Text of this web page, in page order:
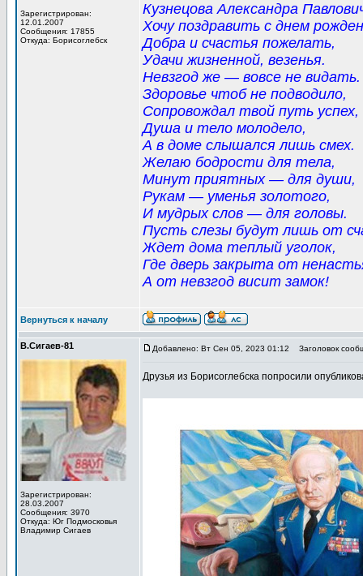
Зарегистрирован:
12.01.2007
Сообщения: 17855
Откуда: Борисоглебск
Кузнецова Александра
Хочу поздравить с днем
Добра и счастья пожелать,
Удачи жизненной, везенья.
Невзгод же — вовсе не видать.
Здоровье чтоб не подводило,
Сопровождал твой путь успех,
Душа и тело молодело,
А в доме слышался лишь смех.
Желаю бодрости для тела,
Минут приятных — для души,
Рукам — уменья золотого,
И мудрых слов — для головы.
Пусть слезы будут лишь от
Ждет дома теплый уголок,
Где дверь закрыта от
А от невзгод висит замок!
Вернуться к началу
В.Сигаев-81
Зарегистрирован:
28.03.2007
Сообщения: 3970
Откуда: Юг Подмосковья
Владимир Сигаев
Добавлено: Вт Сен 05, 2023 01:12 Заголовок
Друзья из Борисоглебска попросили